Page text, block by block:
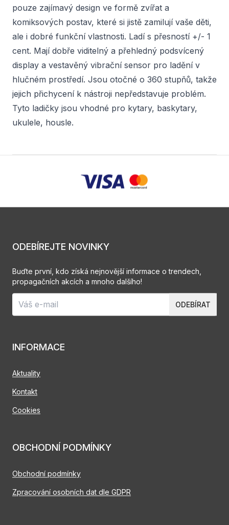
pouze zajímavý design ve formě zvířat a
komiksových postav, které si jistě zamilují vaše děti,
ale i dobré funkční vlastnosti. Ladí s přesností +/- 1
cent. Mají dobře viditelný a přehledný podsvícený
display a vestavěný vibrační sensor pro ladění v
hlučném prostředí. Jsou otočné o 360 stupňů, takže
jejich přichycení k nástroji nepředstavuje problém.
Tyto ladičky jsou vhodné pro kytary, baskytary,
ukulele, housle.
INFORMACE
Aktuality
Kontakt
Cookies
OBCHODNÍ PODMÍNKY
Obchodní podmínky
Zpracování osobních dat dle GDPR
ODEBÍREJTE NOVINKY
Buďte první, kdo získá nejnovější informace o trendech,
propagačních akcích a mnoho dalšího!
ODEBÍRAT